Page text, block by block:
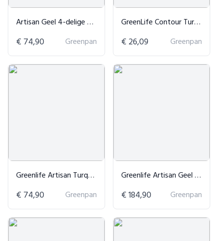
Artisan Geel 4-delige Set
€ 74,90 Greenpan
GreenLife Contour Turquoise Koekjesplaat
€ 26,09 Greenpan
Greenlife Artisan Turquoise Set
€ 74,90 Greenpan
Greenlife Artisan Geel 12-delige Set
€ 184,90 Greenpan